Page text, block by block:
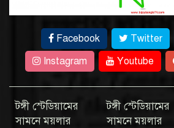
Facebook Twitter
Instagram
Youtube
টঙ্গী স্টেডিয়ামের
সামনে ময়লার
টঙ্গী স্টেডিয়ামের
সামনে ময়লার